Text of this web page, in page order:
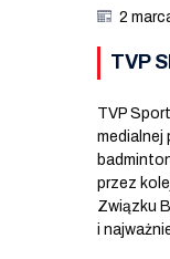
2
TVP
TVP
medialnej
przez
Związku
i